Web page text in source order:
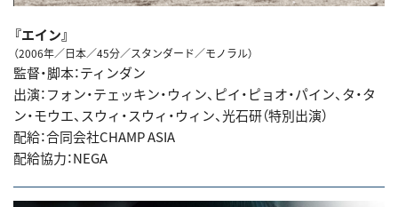
『エイン』
（2006年／日本／45分／スタンダード／モノラル）
監督・脚本：ティンダン
出演：フォン・テェッキン・ウィン、ピイ・ピョオ・パイン、タ・タ
ン・モウエ、スウィ・スウィ・ウィン、光石研（特別出演）
配給：合同会社CHAMP ASIA
配給協力：NEGA